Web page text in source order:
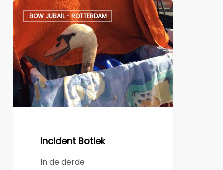
Incident
BotlekBOW JUBAIL - ROTTERDAM
Incident Botlek
In de derde